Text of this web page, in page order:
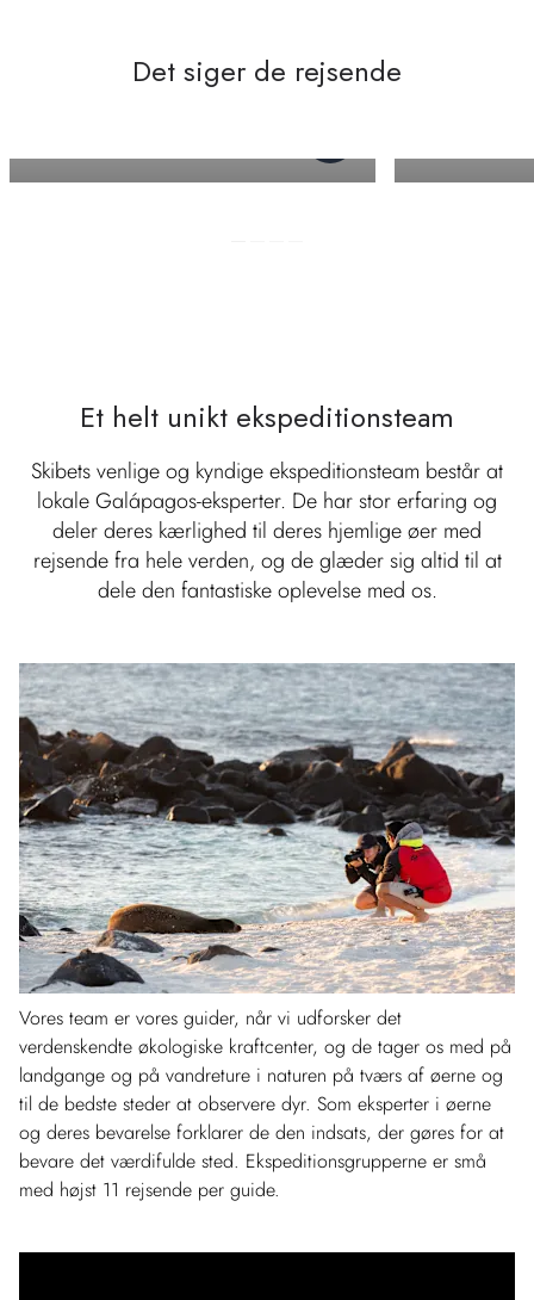
Det siger de rejsende
Et helt unikt ekspeditionsteam
Skibets venlige og kyndige ekspeditionsteam består at
lokale Galápagos-eksperter. De har stor erfaring og
deler deres kærlighed til deres hjemlige øer med
rejsende fra hele verden, og de glæder sig altid til at
dele den fantastiske oplevelse med os.
Vores team er vores guider, når vi udforsker det
verdenskendte økologiske kraftcenter, og de tager os med på
landgange og på vandreture i naturen på tværs af øerne og
til de bedste steder at observere dyr. Som eksperter i øerne
og deres bevarelse forklarer de den indsats, der gøres for at
bevare det værdifulde sted. Ekspeditionsgrupperne er små
med højst 11 rejsende per guide.